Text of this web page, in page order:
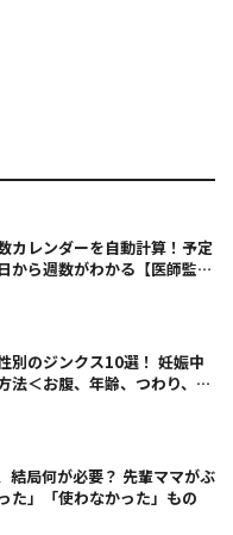
カレンダーを自動計算！予定
から週数がわかる【医師監
別のジンクス10選！ 妊娠中
法＜お腹、年齢、つわり、胎
結局何が必要？ 先輩ママがぶ
た」「使わなかった」もの